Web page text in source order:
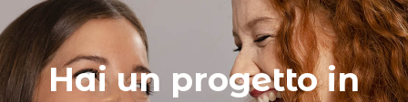
Hai un progetto in